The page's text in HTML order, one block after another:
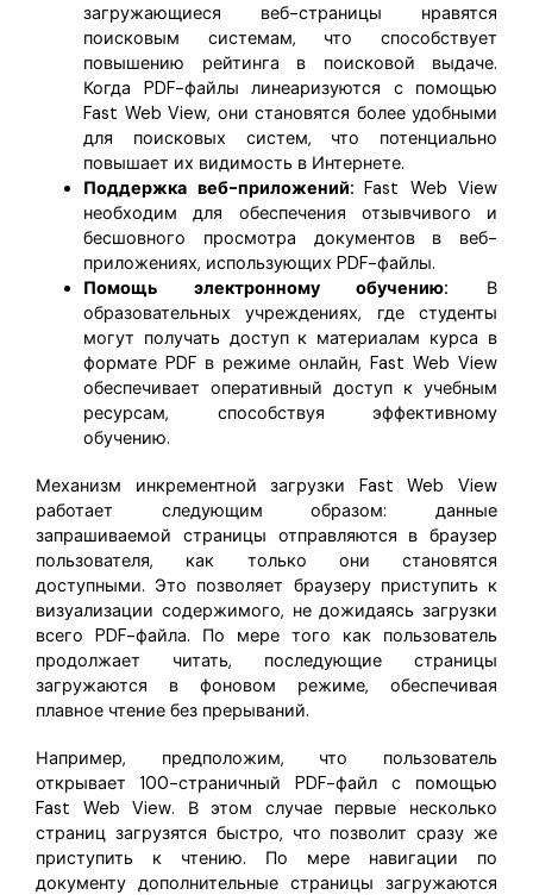
загружающиеся веб-страницы нравятся
поисковым системам, что способствует
повышению рейтинга в поисковой выдаче.
Когда PDF-файлы линеаризуются с помощью
Fast Web View, они становятся более удобными
для поисковых систем, что потенциально
повышает их видимость в Интернете.
Поддержка веб-приложений: Fast Web View
необходим для обеспечения отзывчивого и
бесшовного просмотра документов в веб-
приложениях, использующих PDF-файлы.
Помощь электронному обучению: В
образовательных учреждениях, где студенты
могут получать доступ к материалам курса в
формате PDF в режиме онлайн, Fast Web View
обеспечивает оперативный доступ к учебным
ресурсам, способствуя эффективному
обучению.
Механизм инкрементной загрузки Fast Web View
работает следующим образом: данные
запрашиваемой страницы отправляются в браузер
пользователя, как только они становятся
доступными. Это позволяет браузеру приступить к
визуализации содержимого, не дожидаясь загрузки
всего PDF-файла. По мере того как пользователь
продолжает читать, последующие страницы
загружаются в фоновом режиме, обеспечивая
плавное чтение без прерываний.
Например, предположим, что пользователь
открывает 100-страничный PDF-файл с помощью
Fast Web View. В этом случае первые несколько
страниц загрузятся быстро, что позволит сразу же
приступить к чтению. По мере навигации по
документу дополнительные страницы загружаются